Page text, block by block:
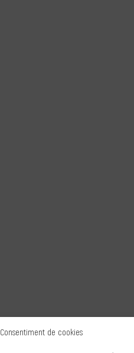
Consentiment de cookies